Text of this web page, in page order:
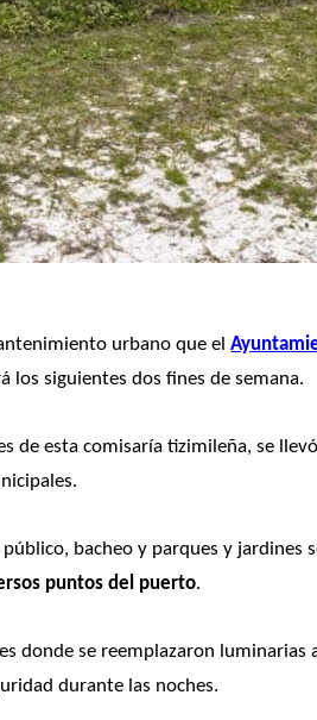
urbano que el
los siguientes dos fines de semana.
de esta comisaría tizimileña, se
bacheo y parques y jardines
puntos del puerto.
donde se reemplazaron luminarias
durante las noches.